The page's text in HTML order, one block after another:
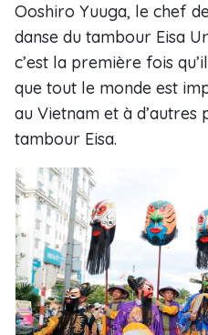
Ooshiro Yuuga, le chef
danse du tambour Eisa
c’est la première fois
que tout le monde est
au Vietnam et à d’autres
tambour Eisa.